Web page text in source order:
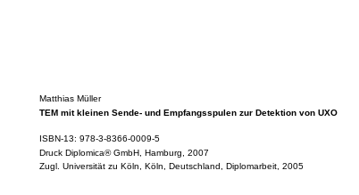
Matthias Müller
TEM mit kleinen Sende- und Empfangsspulen zur Detektion von UXO
ISBN-13: 978-3-8366-0009-5
Druck Diplomica® GmbH, Hamburg, 2007
Zugl. Universität zu Köln, Köln, Deutschland, Diplomarbeit, 2005